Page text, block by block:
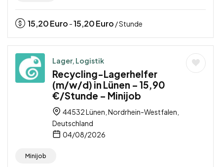
15,20Euro -15,20Euro / Stunde
Lager, Logistik
Recycling-Lagerhelfer
(m/w/d) in Lünen – 15,90
€/Stunde – Minijob
44532 Lünen, Nordrhein-Westfalen,
Deutschland
04/08/2026
Minijob